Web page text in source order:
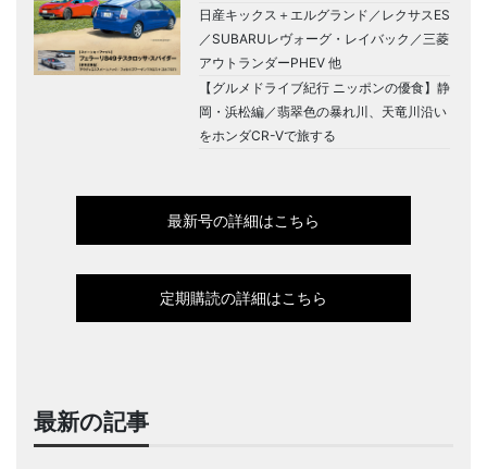
日産キックス＋エルグランド／レクサスES
／SUBARUレヴォーグ・レイバック／三菱
アウトランダーPHEV 他
【グルメドライブ紀行 ニッポンの優食】静
岡・浜松編／翡翠色の暴れ川、天竜川沿い
をホンダCR-Vで旅する
最新号の詳細はこちら
定期購読の詳細はこちら
最新の記事